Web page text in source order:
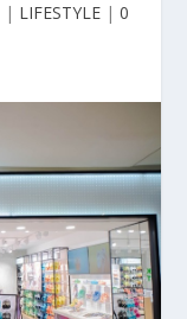
| LIFESTYLE | 0